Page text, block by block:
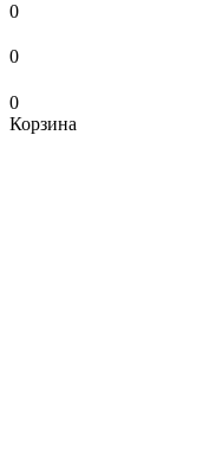
0
0
0
Корзина